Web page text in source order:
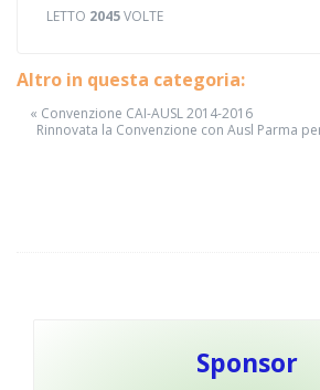
LETTO 2045VOLTE
Altro in questa categoria:
« Convenzione CAI-AUSL 2014-2016
Rinnovata la Convenzione con Ausl Parma
Sponsor